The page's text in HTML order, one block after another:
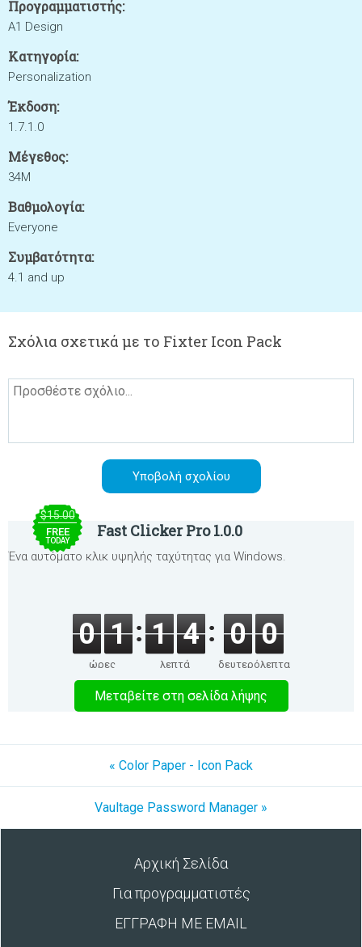
Προγραμματιστής:
A1 Design
Κατηγορία:
Personalization
Έκδοση:
1.7.1.0
Μέγεθος:
34M
Βαθμολογία:
Everyone
Συμβατότητα:
4.1 and up
Σχόλια σχετικά με το Fixter Icon Pack
$15.00
FREE
TODAY
Fast Clicker Pro 1.0.0
Ένα αυτόματο κλικ υψηλής ταχύτητας για Windows.
0 1
ώρες
1 4
λεπτά
0 0
δευτερόλεπτα
Μεταβείτε στη σελίδα λήψης
« Color Paper - Icon Pack
Vaultage Password Manager »
Αρχική Σελίδα
Για προγραμματιστές
ΕΓΓΡΑΦΗ ΜΕ EMAIL